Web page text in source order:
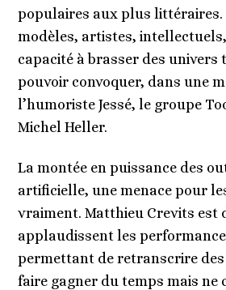
populaires aux plus littéraires.
modèles, artistes,
capacité à brasser des univers
pouvoir convoquer, dans une
l’humoriste Jessé, le groupe
Michel Heller.
La montée en puissance des
artificielle, une menace pour
vraiment. Matthieu Crevits est
applaudissent les
permettant de retranscrire
faire gagner du temps mais ne